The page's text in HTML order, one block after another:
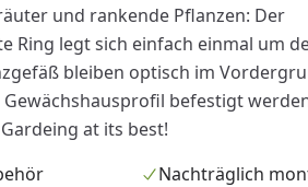
und rankende Pflanzen: Der
Ring legt sich einfach einmal um
bleiben optisch im
befestigt
at its best!
Nachträglich